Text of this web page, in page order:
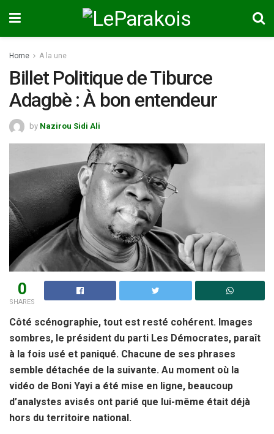
Home A la une
Billet Politique de Tiburce
Adagbè : À bon entendeur
by Nazirou Sidi Ali
0
SHARES
Côté scénographie, tout est resté cohérent. Images
sombres, le président du parti Les Démocrates, paraît
à la fois usé et paniqué. Chacune de ses phrases
semble détachée de la suivante. Au moment où la
vidéo de Boni Yayi a été mise en ligne, beaucoup
d’analystes avisés ont parié que lui-même était déjà
hors du territoire national.